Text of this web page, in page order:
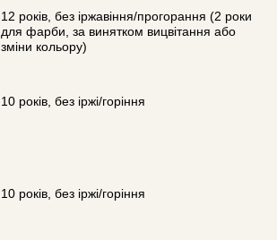
12 років, без іржавіння/прогорання (2 роки
для фарби, за винятком вицвітання або
зміни кольору)
10 років, без іржі/горіння
10 років, без іржі/горіння